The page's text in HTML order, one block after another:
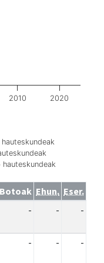
2010 2020
Botoak Ehun. Eser.
- - -
- - -